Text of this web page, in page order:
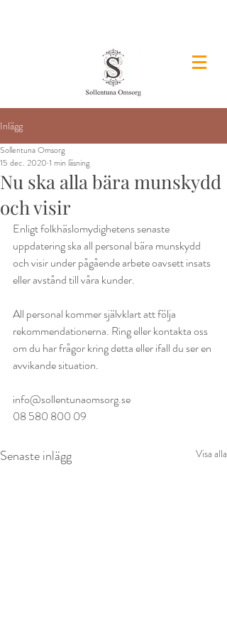
Inlägg
Nu ska alla bära munskydd
och visir
Sollentuna Omsorg
15 dec. 2020 1 min läsning
Enligt folkhäslomydighetens senaste
uppdatering ska all personal bära munskydd
och visir under pågående arbete oavsett insats
eller avstånd till våra kunder.
All personal kommer självklart att följa
rekommendationerna. Ring eller kontakta oss
om du har frågor kring detta eller ifall du ser en
avvikande situation.
info@sollentunaomsorg.se
08 580 800 09
Senaste inlägg Visa alla